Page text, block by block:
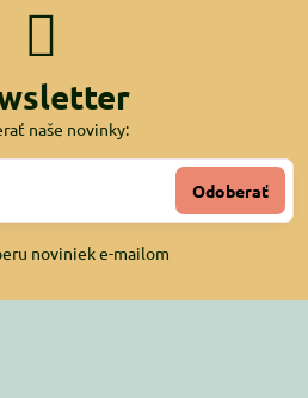
naše novinky:
Odoberať
noviniek e-mailom